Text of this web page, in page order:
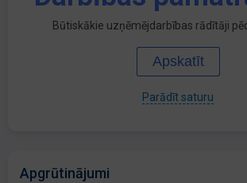
Būtiskākie uzņēmējdarbības rādītāji
Apskatīt
Parādīt saturu
Apgrūtinājumi